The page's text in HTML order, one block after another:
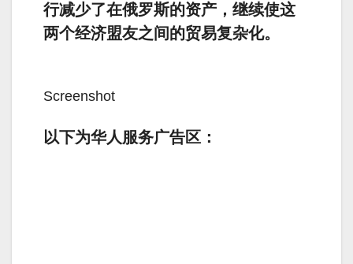
行减少了在俄罗斯的资产，继续使这
两个经济盟友之间的贸易复杂化。
Screenshot
以下为华人服务广告区：